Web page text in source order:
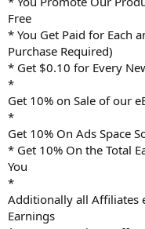
s
Free
* You Get Paid for Each
Purchase Required)
* Get $0.10 for Every
*
Get 10% on Sale of our
*
Get 10% On Ads Space
* Get 10% On the Total
You
*
Additionally all Affiliates
Earnings